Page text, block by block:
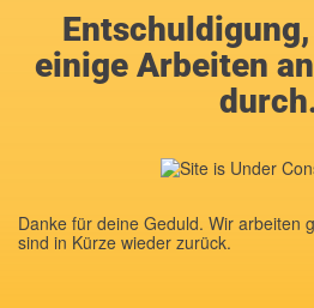
einige Arbeiten
Danke für deine Geduld. Wir arbeiten
sind in Kürze wieder zurück.